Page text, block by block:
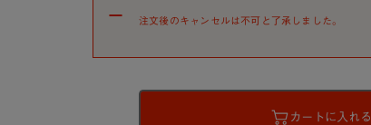
注文後のキャンセルは不可と了承しました。
カートに入れる